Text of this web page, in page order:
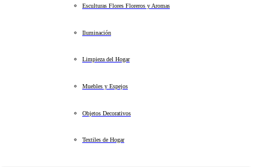
Esculturas Flores Floreros y Aromas
Iluminación
Limpieza del Hogar
Muebles y Espejos
Objetos Decorativos
Textiles de Hogar